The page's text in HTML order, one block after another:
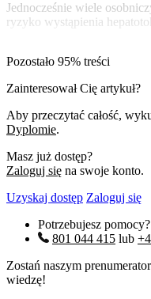
Jednocześnie wiele
ryzyko wystąpienia
Pozostało 95% treści
Zainteresował Cię artykuł?
Aby przeczytać całość,
Dyplomie.
Masz już dostęp?
Zaloguj się na swoje konto.
Uzyskaj dostęp Zaloguj się
Potrzebujesz
801 044 415 lub
Zostań naszym
wiedzę!